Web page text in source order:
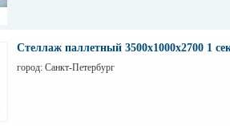
Стеллаж паллетный 3500х1000х2700 1
город: Санкт-Петербург